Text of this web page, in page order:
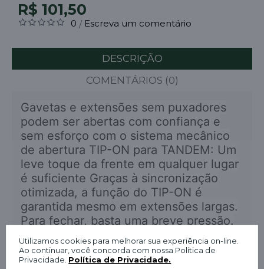
R$ 101,50
0 / Escreva um comentário
DESCRIÇÃO
COMENTÁRIOS (0)
Gavetas e extensões sem puxadores
podem ser abertas com confiança e
sem esforço com o sistema mecânico
de abertura TIP-ON para TANDEM: Um
leve toque da frente em qualquer lugar
é suficiente Graças à sincronização
otimizada, a função do TIP-ON é
garantida mesmo em extensões largas.
Para fechar, basta uma breve pressão.
Utilizamos cookies para melhorar sua experiência on-line.
Ao continuar, você concorda com nossa Política de
Privacidade. Política de Privacidade.